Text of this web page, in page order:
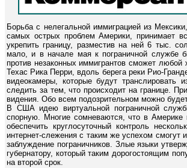
Борьба с нелегальной иммиграцией из
самых острых проблем Америки, принимает
укрепить границу, разместив на ней 6 тыс.
мало, и в начале мая к пограничной службе
против незаконных иммигрантов сможет
Техас Рика Перри, вдоль берега реки Рио-
видеокамеры, которые будут
следить за тем, что происходит на границе.
видения. Обо всем подозрительном можно
В США идею виртуальной пограничной
спорную. Многие сомневаются, что в Америке
обеспечить круглосуточный контроль
интернет-слежения с таким же успехом смогут
заблуждение пограничников. Злые языки
губернатору, который таким дорогостоящим
на второй срок.